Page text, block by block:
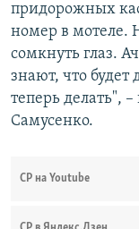
придорожных
номер в мотеле.
сомкнуть глаз.
знают, что
теперь делать",
Самусенко.
СР на Youtube